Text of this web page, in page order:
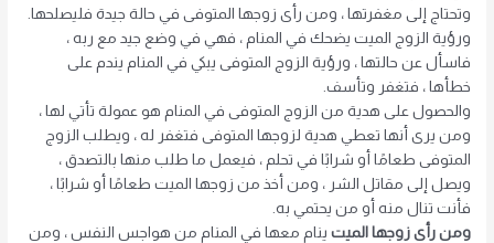
وتحتاج إلى مغفرتها ، ومن رأى زوجها المتوفى في حالة جيدة فليصلحها.
ورؤية الزوج الميت يضحك في المنام ، فهي في وضع جيد مع ربه ،
فاسأل عن حالتها ، ورؤية الزوج المتوفى يبكي في المنام يندم على
خطأها ، فتغفر وتأسف.
والحصول على هدية من الزوج المتوفى في المنام هو عمولة تأتي لها ،
ومن يرى أنها تعطي هدية لزوجها المتوفى فتغفر له ، ويطلب الزوج
المتوفى طعامًا أو شرابًا في تحلم ، فيعمل ما طلب منها بالتصدق ،
ويصل إلى مقاتل الشر ، ومن أخذ من زوجها الميت طعامًا أو شرابًا ،
فأنت تنال منه أو من يحتمي به.
ومن رأى زوجها الميت ينام معها في المنام من هواجس النفس ، ومن